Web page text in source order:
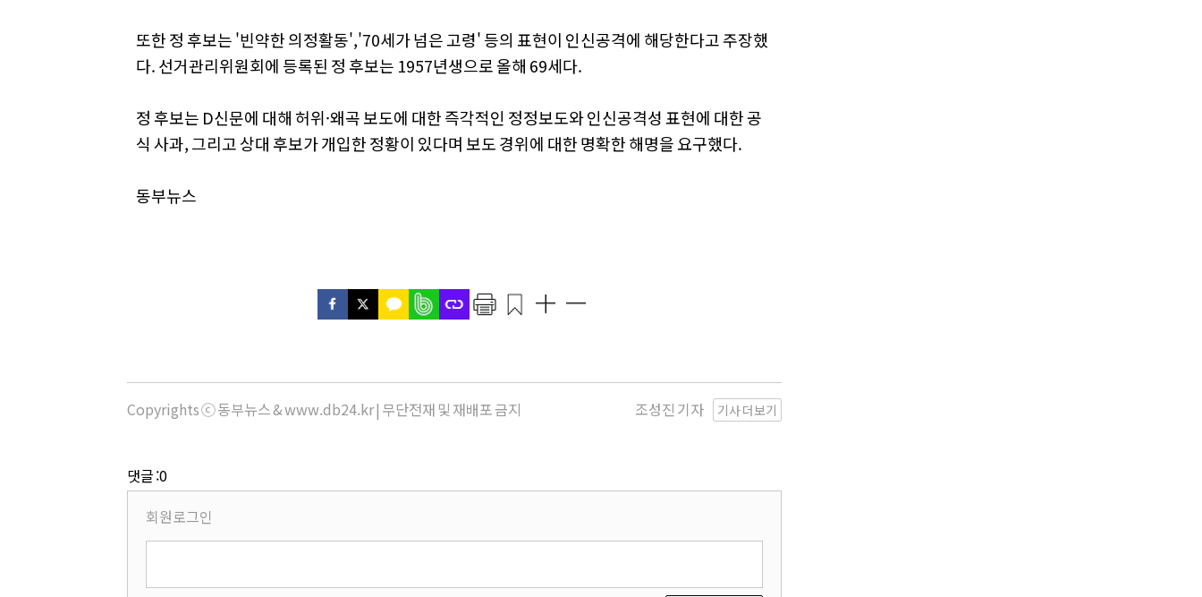
또한 정 후보는 '빈약한 의정활동','70세가 넘은 고령' 등의 표현이 인신공격에 해당한다고 주장했
다. 선거관리위원회에 등록된 정 후보는 1957년생으로 올해 69세다.
정 후보는 D신문에 대해 허위·왜곡 보도에 대한 즉각적인 정정보도와 인신공격성 표현에 대한 공
식 사과, 그리고 상대 후보가 개입한 정황이 있다며 보도 경위에 대한 명확한 해명을 요구했다.
동부뉴스
Copyrights ⓒ 동부뉴스 & www.db24.kr | 무단전재 및 재배포 금지 기사 더보기
조성진 기자
댓글 :0
회원로그인